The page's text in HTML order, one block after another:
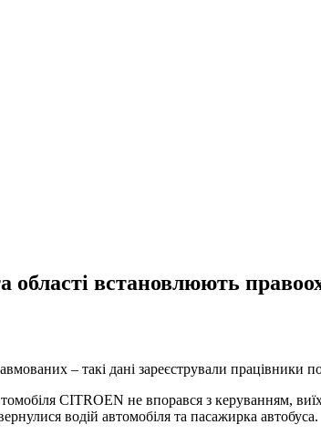
встановлюють
– такі дані зареєстрували працівники
CITROEN не впорався з керуванням,
водій автомобіля та пасажирка автобуса.